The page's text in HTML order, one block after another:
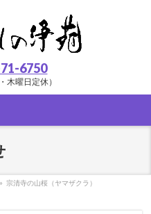
6750
木曜日定休）
宗清寺の山桜（ヤマザクラ）